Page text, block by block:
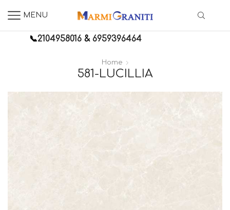
MENU
📞2104958016 &6959396464
Home
581-LUCILLIA